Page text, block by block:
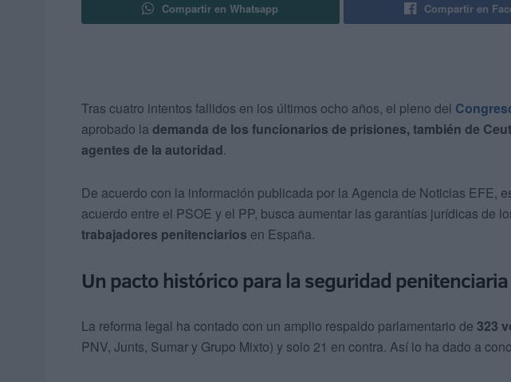
Compartir en Whatsapp Compartir en
Tras cuatro intentos fallidos en los últimos ocho años, el pleno del
aprobado la demanda de los funcionarios de prisiones, también de
agentes de la autoridad.
De acuerdo con la información publicada por la Agencia de Noticias EFE,
acuerdo entre el PSOE y el PP, busca aumentar las garantías jurídicas de
trabajadores penitenciarios en España.
Un pacto histórico para la seguridad penitenciaria
La reforma legal ha contado con un amplio respaldo parlamentario de 323
PNV, Junts, Sumar y Grupo Mixto) y solo 21 en contra. Así lo ha dado a